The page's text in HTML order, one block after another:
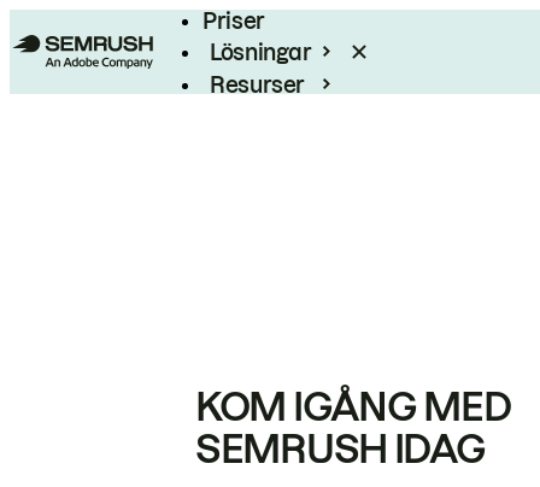
Priser
Lösningar
Resurser
KOM IGÅNG MED
SEMRUSH IDAG